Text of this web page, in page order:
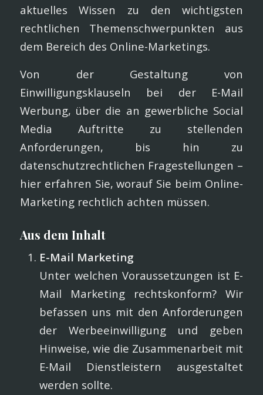
aktuelles Wissen zu den wichtigsten
rechtlichen Themenschwerpunkten aus
dem Bereich des Online-Marketings.
Von der Gestaltung von
Einwilligungsklauseln bei der E-Mail
Werbung, über die an gewerbliche Social
Media Auftritte zu stellenden
Anforderungen, bis hin zu
datenschutzrechtlichen Fragestellungen –
hier erfahren Sie, worauf Sie beim Online-
Marketing rechtlich achten müssen.
Aus dem Inhalt
E-Mail Marketing
Unter welchen Voraussetzungen ist E-
Mail Marketing rechtskonform? Wir
befassen uns mit den Anforderungen
der Werbeeinwilligung und geben
Hinweise, wie die Zusammenarbeit mit
E-Mail Dienstleistern ausgestaltet
werden sollte.